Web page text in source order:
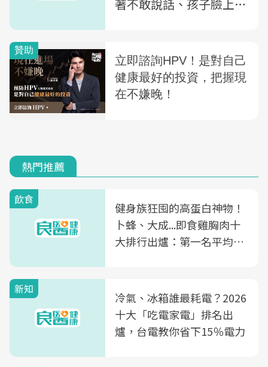
著不敢說話、孩子臉上有
熱門推薦
飲食
健身族狂囤的高蛋白神物！
卜蜂、大成...即食雞胸肉十
大排行出爐：第一名平均一
新知
冷氣、冰箱誰最耗電？2026
十大「吃電家電」排名出
爐，台電教你省下15％電力